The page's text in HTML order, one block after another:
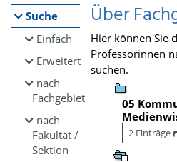
Suche
Einfach
Erweitert
nach
Fachgebiet
nach
Fakultät /
Sektion
Über
Hier können Sie
Professorinnen
suchen.
05
2 Einträge